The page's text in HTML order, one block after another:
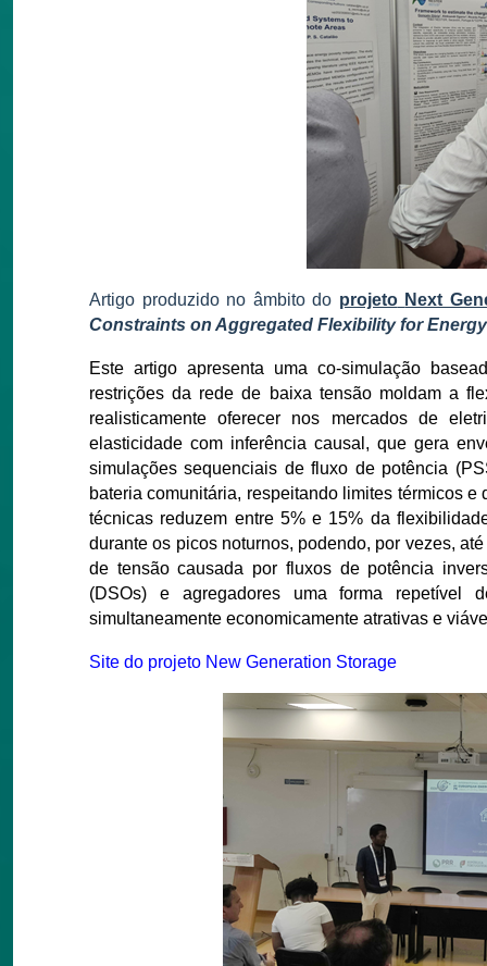
Artigo produzido no âmbito do projeto Next
Constraints on Aggregated Flexibility for
Este artigo apresenta uma co-simulação
restrições da rede de baixa tensão moldam a
realisticamente oferecer nos mercados de
elasticidade com inferência causal, que gera
simulações sequenciais de fluxo de potência
bateria comunitária, respeitando limites térmicos
técnicas reduzem entre 5% e 15% da
durante os picos noturnos, podendo, por vezes,
de tensão causada por fluxos de potência
(DSOs) e agregadores uma forma repetível
simultaneamente economicamente atrativas e
Site do projeto New Generation Storage